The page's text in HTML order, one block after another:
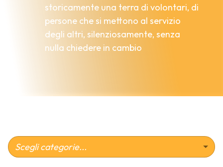
storicamente una terra di volontari, di
persone che si mettono al servizio
degli altri, silenziosamente, senza
nulla chiedere in cambio
Scegli categorie...